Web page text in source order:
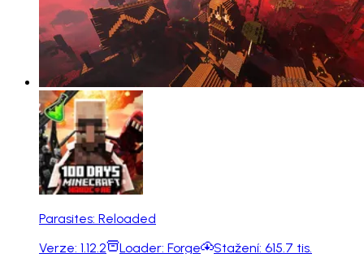
Parasites: Reloaded
Verze: 1.12.2 Loader: Forge Stažení: 615.7 tis.